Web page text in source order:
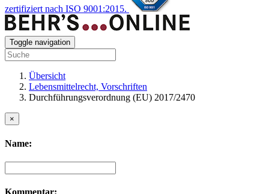
zertifiziert nach ISO 9001:2015.
Toggle navigation
Übersicht
Lebensmittelrecht, Vorschriften
Durchführungs­verordnung (EU) 2017/2470
×
Name: